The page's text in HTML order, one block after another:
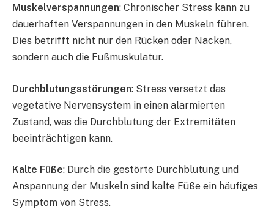
Muskelverspannungen: Chronischer Stress kann zu
dauerhaften Verspannungen in den Muskeln führen.
Dies betrifft nicht nur den Rücken oder Nacken,
sondern auch die Fußmuskulatur.
Durchblutungsstörungen: Stress versetzt das
vegetative Nervensystem in einen alarmierten
Zustand, was die Durchblutung der Extremitäten
beeinträchtigen kann.
Kalte Füße: Durch die gestörte Durchblutung und
Anspannung der Muskeln sind kalte Füße ein häufiges
Symptom von Stress.